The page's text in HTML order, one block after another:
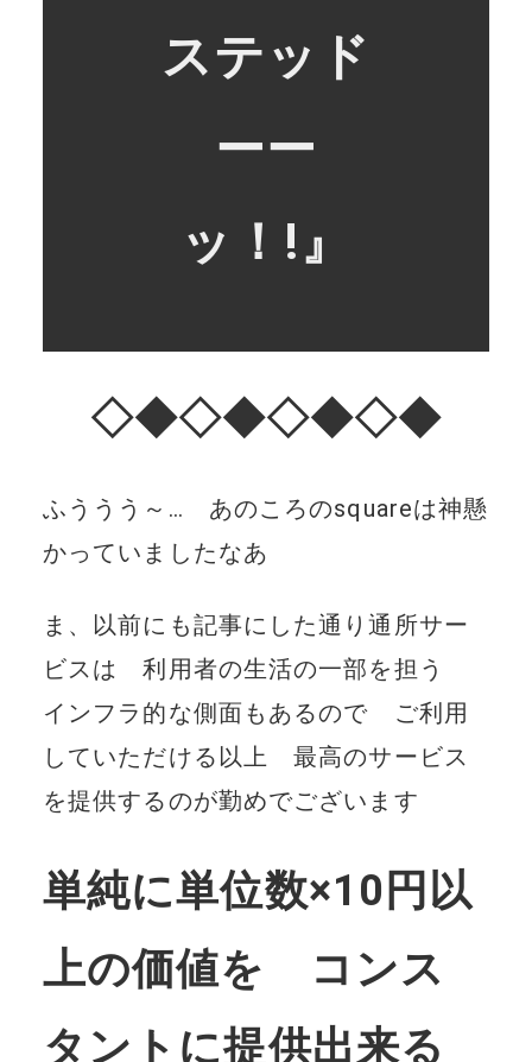
ステッド
ーー
ッ！!』
◇◆◇◆◇◆◇◆
ふううう～… あのころのsquareは神懸
かっていましたなあ
ま、以前にも記事にした通り通所サー
ビスは 利用者の生活の一部を担う
インフラ的な側面もあるので ご利用
していただける以上 最高のサービス
を提供するのが勤めでございます
単純に単位数×10円以
上の価値を コンス
タントに提供出来る